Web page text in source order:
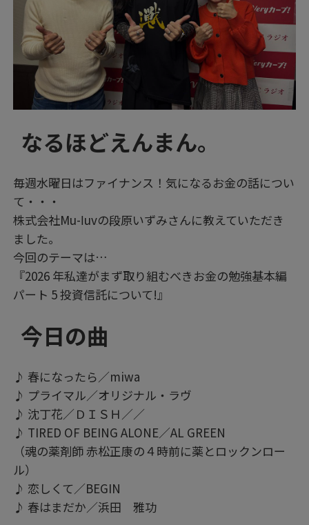
なるほどえんまん。
毎週水曜日はファイナンス！気になるお金の話につい
て・・・
株式会社Mu-ⅼuvの段原いずみさんに教えていただき
ました。
今回のテーマは…
『2026 年私達がまず取り組むべきお金の勉強基本編
パート 5 投資信託について!』
今日の曲
♪ 春になったら／miwa
♪ プライマル／オリジナル・ラヴ
♪ 沈丁花／ＤＩＳＨ／／
♪ TIRED OF BEING ALONE／AL GREEN
（魂の薬剤師 赤松正康の４時前に薬とロックンロー
ル）
♪ 恋しくて／BEGIN
♪ 春はまだか／浜田 雅功